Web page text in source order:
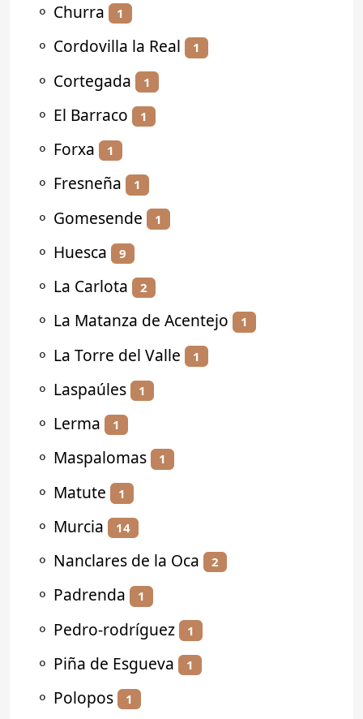
⚬ Churra 1
⚬ Cordovilla la Real 1
⚬ Cortegada 1
⚬ El Barraco 1
⚬ Forxa 1
⚬ Fresneña 1
⚬ Gomesende 1
⚬ Huesca 9
⚬ La Carlota 2
⚬ La Matanza de Acentejo 1
⚬ La Torre del Valle 1
⚬ Laspaúles 1
⚬ Lerma 1
⚬ Maspalomas 1
⚬ Matute 1
⚬ Murcia 14
⚬ Nanclares de la Oca 2
⚬ Padrenda 1
⚬ Pedro-rodríguez 1
⚬ Piña de Esgueva 1
⚬ Polopos 1